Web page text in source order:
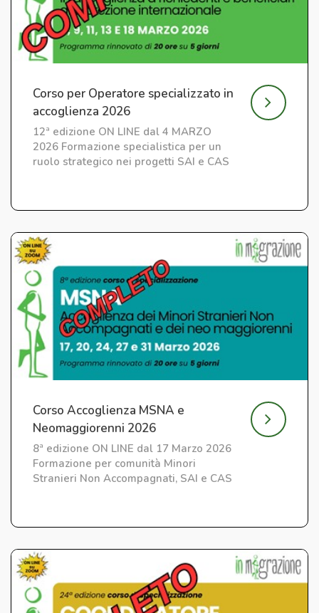
Corso per Operatore specializzato in
accoglienza 2026
12ª edizione ON LINE dal 4 MARZO
2026 Formazione specialistica per un
ruolo strategico nei progetti SAI e CAS
Corso Accoglienza MSNA e
Neomaggiorenni 2026
8ª edizione ON LINE dal 17 Marzo 2026
Formazione per comunità Minori
Stranieri Non Accompagnati, SAI e CAS